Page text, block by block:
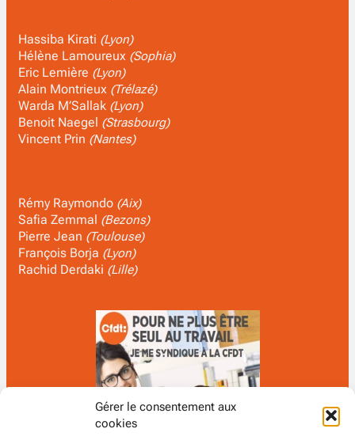
Gérer le consentement aux
cookies
Hassiba Kirati (Lyon)
Hélène Lamoureux (Sophia)
Eric Lemière (Lyon)
Alain Montrieux (Trélazé)
Warda M’Sallak (Lyon)
Benoit Naegel (Strasbourg)
Vincent Prin (Nantes)
Rémy Raymondo (Aix)
Safia Zemmal (Bezons)
Pierre Jean (Toulouse)
François Borja (Lyon)
Rachid Derdaki (Lille)